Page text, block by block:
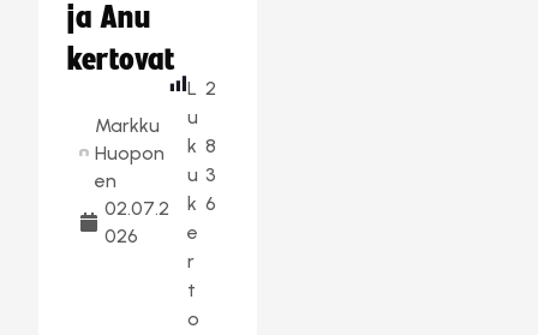
ja Anu
kertovat
Markku
Huopon
en
02.07.2
026
L
u
k
u
k
e
r
t
o
2
8
3
6